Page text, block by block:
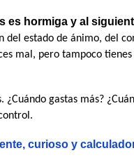
es hormiga y al
del estado de ánimo, del
mal, pero tampoco
¿Cuándo gastas más?
curioso y